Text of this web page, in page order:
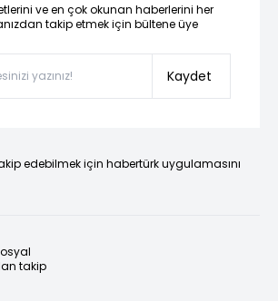
ve en çok okunan haberlerini her
takip etmek için bültene üye
Kaydet
edebilmek için habertürk uygulamasını
takip